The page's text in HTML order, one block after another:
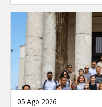
05 Ago 2026